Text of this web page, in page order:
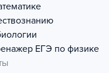
ЕГЭ по физике